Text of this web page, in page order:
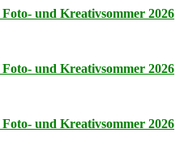
Foto- und Kreativsommer 2026
Foto- und Kreativsommer 2026
Foto- und Kreativsommer 2026